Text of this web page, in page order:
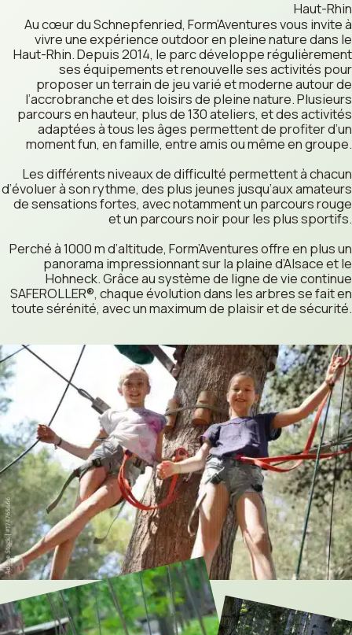
Haut-Rhin
Au cœur du Schnepfenried, Form’Aventures vous invite à
vivre une expérience outdoor en pleine nature dans le
Haut-Rhin. Depuis 2014, le parc développe régulièrement
ses équipements et renouvelle ses activités pour
proposer un terrain de jeu varié et moderne autour de
l’accrobranche et des loisirs de pleine nature. Plusieurs
parcours en hauteur, plus de 130 ateliers, et des activités
adaptées à tous les âges permettent de profiter d’un
moment fun, en famille, entre amis ou même en groupe.
Les différents niveaux de difficulté permettent à chacun
d’évoluer à son rythme, des plus jeunes jusqu’aux amateurs
de sensations fortes, avec notamment un parcours rouge
et un parcours noir pour les plus sportifs.
Perché à 1000 m d’altitude, Form’Aventures offre en plus un
panorama impressionnant sur la plaine d’Alsace et le
Hohneck. Grâce au système de ligne de vie continue
SAFEROLLER®, chaque évolution dans les arbres se fait en
toute sérénité, avec un maximum de plaisir et de sécurité.